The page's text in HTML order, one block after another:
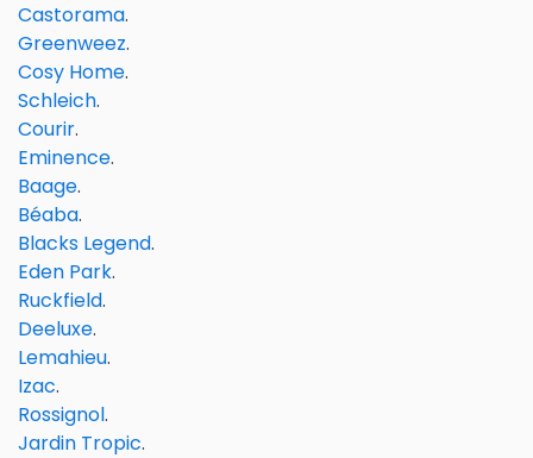
Castorama.
Greenweez.
Cosy Home.
Schleich.
Courir.
Eminence.
Baage.
Béaba.
Blacks Legend.
Eden Park.
Ruckfield.
Deeluxe.
Lemahieu.
Izac.
Rossignol.
Jardin Tropic.